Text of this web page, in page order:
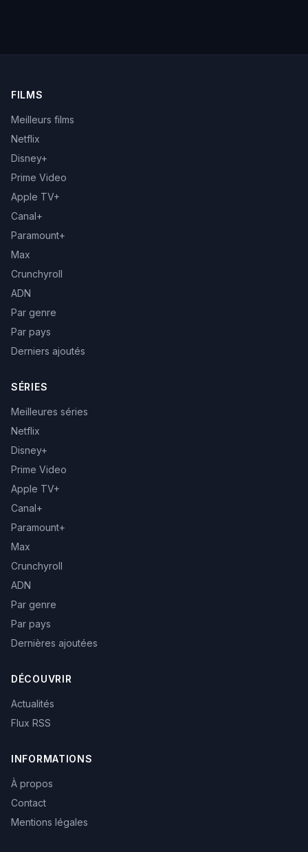
FILMS
Meilleurs films
Netflix
Disney+
Prime Video
Apple TV+
Canal+
Paramount+
Max
Crunchyroll
ADN
Par genre
Par pays
Derniers ajoutés
SÉRIES
Meilleures séries
Netflix
Disney+
Prime Video
Apple TV+
Canal+
Paramount+
Max
Crunchyroll
ADN
Par genre
Par pays
Dernières ajoutées
DÉCOUVRIR
Actualités
Flux RSS
INFORMATIONS
À propos
Contact
Mentions légales